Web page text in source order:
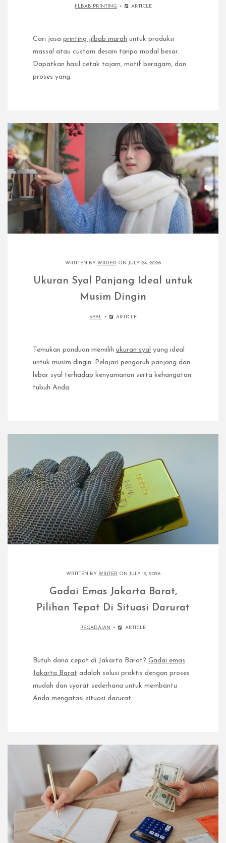
JILBAB PRINTING ARTICLE
Cari jasa printing jilbab murah untuk produksi
massal atau custom desain tanpa modal besar.
Dapatkan hasil cetak tajam, motif beragam, dan
proses yang.
WRITTEN BY WRITER ON JULY 24, 2026
Ukuran Syal Panjang Ideal untuk
Musim Dingin
SYAL ARTICLE
Temukan panduan memilih ukuran syal yang ideal
untuk musim dingin. Pelajari pengaruh panjang dan
lebar syal terhadap kenyamanan serta kehangatan
tubuh Anda.
WRITTEN BY WRITER ON JULY 19, 2026
Gadai Emas Jakarta Barat,
Pilihan Tepat Di Situasi Darurat
PEGADAIAN ARTICLE
Butuh dana cepat di Jakarta Barat? Gadai emas
Jakarta Barat adalah solusi praktis dengan proses
mudah dan syarat sederhana untuk membantu
Anda mengatasi situasi darurat.